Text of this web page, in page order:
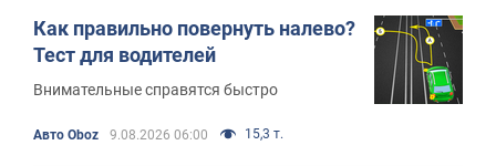
Как правильно повернуть налево?
Тест для водителей
Внимательные справятся быстро
Авто Oboz 9.08.2026 06:00 15,3 т.